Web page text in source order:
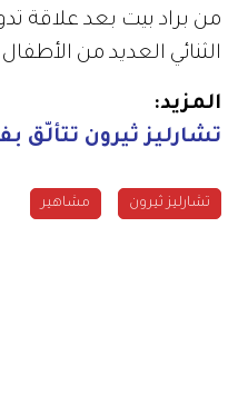
من براد بيت بعد علاقة
الثنائي العديد من
المزيد:
تشارليز ثيرون تتألّق
تشارليز ثيرون مشاهير